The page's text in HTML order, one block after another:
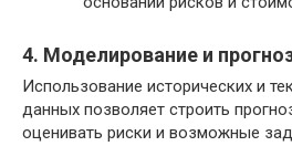
4. Моделирование и
Использование исторических и
данных позволяет строить
оценивать риски и возможные